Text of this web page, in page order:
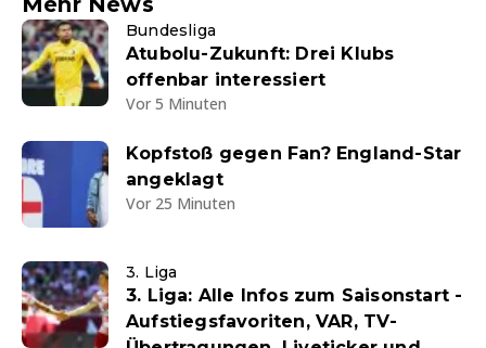
Bundesliga
Atubolu-Zukunft: Drei Klubs
offenbar interessiert
Vor 5 Minuten
Kopfstoß gegen Fan? England-Star
angeklagt
Vor 25 Minuten
3. Liga
3. Liga: Alle Infos zum Saisonstart -
Aufstiegsfavoriten, VAR, TV-